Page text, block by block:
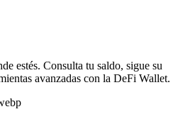
estés. Consulta tu saldo, sigue su
avanzadas con la DeFi Wallet.